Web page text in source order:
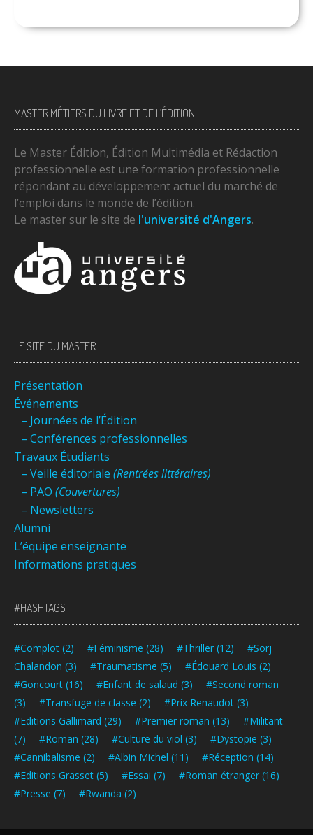
MASTER MÉTIERS DU LIVRE ET DE L’ÉDITION
Le Master Édition, Édition Multimédia et Rédaction
professionnelle est une formation professionnelle
répondant au développement actuel du marché de
l’emploi dans le monde de l’édition.
Le master sur le site de l'université d'Angers.
LE SITE DU MASTER
Présentation
Événements
– Journées de l’Édition
– Conférences professionnelles
Travaux Étudiants
– Veille éditoriale (Rentrées littéraires)
– PAO (Couvertures)
– Newsletters
Alumni
L’équipe enseignante
Informations pratiques
#HASHTAGS
#Complot (2) #Féminisme (28) #Thriller (12)
#Sorj
Chalandon (3) #Traumatisme (5) #Édouard Louis (2)
#Goncourt (16) #Enfant de salaud (3)
#Second roman
(3)
#Transfuge de classe (2) #Prix Renaudot (3)
#Editions Gallimard (29) #Premier roman (13)
#Militant
(7)
#Roman (28) #Culture du viol (3) #Dystopie (3)
#Cannibalisme (2) #Albin Michel (11) #Réception (14)
#Editions Grasset (5) #Essai (7) #Roman étranger (16)
#Presse (7) #Rwanda (2)